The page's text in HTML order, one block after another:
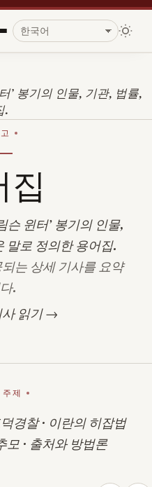
’ 봉기의 인물, 기관, 법률,
.
집
슨 윈터’ 봉기의 인물,
말로 정의한 용어집.
는 상세 기사를 요약
.
사 읽기 →
제
경찰· 이란의 히잡법
모 · 출처와 방법론